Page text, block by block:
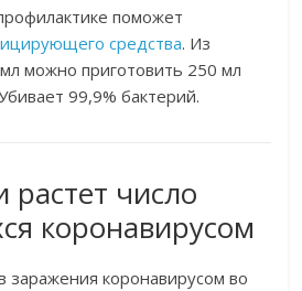
поможет
средства. Из
можно приготовить 250 мл
99,9% бактерий.
число
коронавирусом
заражения коронавирусом во